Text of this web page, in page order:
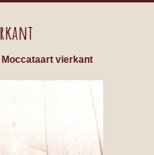
Moccataart vierkant